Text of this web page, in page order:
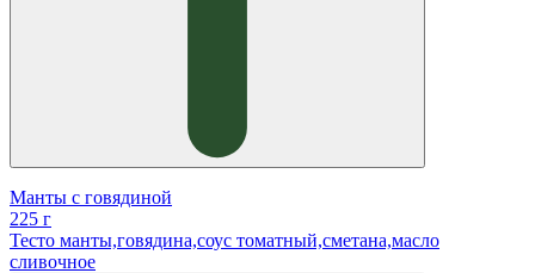
Манты с говядиной
225 г
Тесто манты,говядина,соус томатный,сметана,масло
сливочное